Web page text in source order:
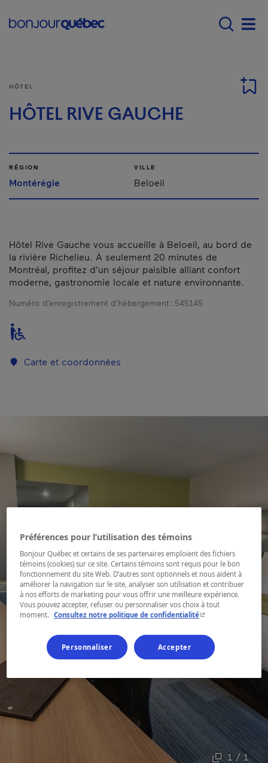
Main navigation -
1 / 1
HÔTEL
HÔTEL RIVE GAUCHE
RÉGION
Montérégie
VILLE
Beloeil
Hôtel Rive Gauche vous accueille à Beloeil, au bord de
la rivière Richelieu. À seulement 20 minutes de
Montréal, profitez d’un séjour paisible alliant confort
moderne, gastronomie locale et nature environnante.
Numéro d’enregistrement d’hébergement : 545145
Carte et coordonnées
Préférences pour l’utilisation des témoins
Bonjour Québec et certains de ses partenaires emploient des fichiers
témoins (cookies) sur ce site. Certains témoins sont requis pour le bon
fonctionnement du site Web. D’autres sont optionnels et nous aident à
améliorer la navigation sur le site, analyser son utilisation et contribuer
à nos efforts de marketing pour vous offrir une meilleure expérience.
Vous pouvez accepter, refuser ou personnaliser vos choix à tout
moment. Consultez notre politique de confidentialité- Cet hyperlien
Personnaliser Accepter